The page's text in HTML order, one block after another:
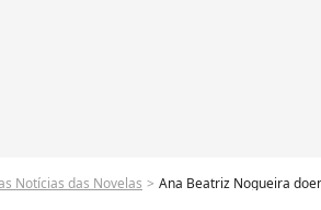
Notícias das Novelas Ana Beatriz Nogueira doença: